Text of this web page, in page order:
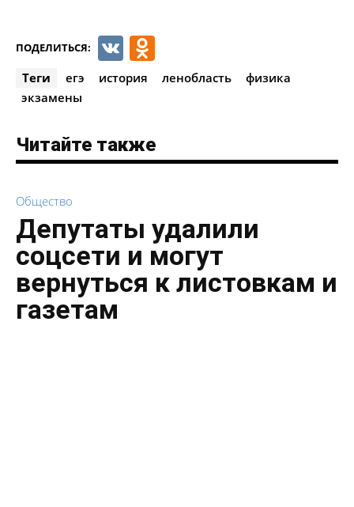
ПОДЕЛИТЬСЯ: VK
Теги егэ история ленобласть
физика
экзамены
Читайте также
Общество
Депутаты удалили
соцсети и могут
вернуться к листовкам и
газетам